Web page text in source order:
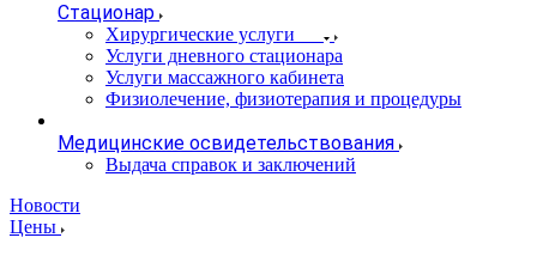
Стационар
Хирургические услуги
Услуги дневного стационара
Услуги массажного кабинета
Физиолечение, физиотерапия и процедуры
Медицинские освидетельствования
Выдача справок и заключений
Новости
Цены